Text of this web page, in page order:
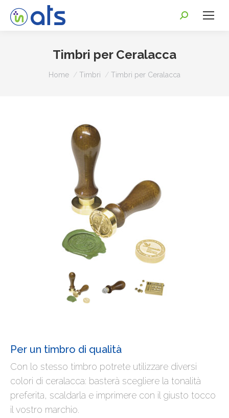
Timbri per Ceralacca
Tu sei qui:
Home Timbri Timbri per Ceralacca
Per un timbro di qualità
Con lo stesso timbro potrete utilizzare diversi
colori di ceralacca: basterà scegliere la tonalità
preferita, scaldarla e imprimere con il giusto tocco
il vostro marchio.